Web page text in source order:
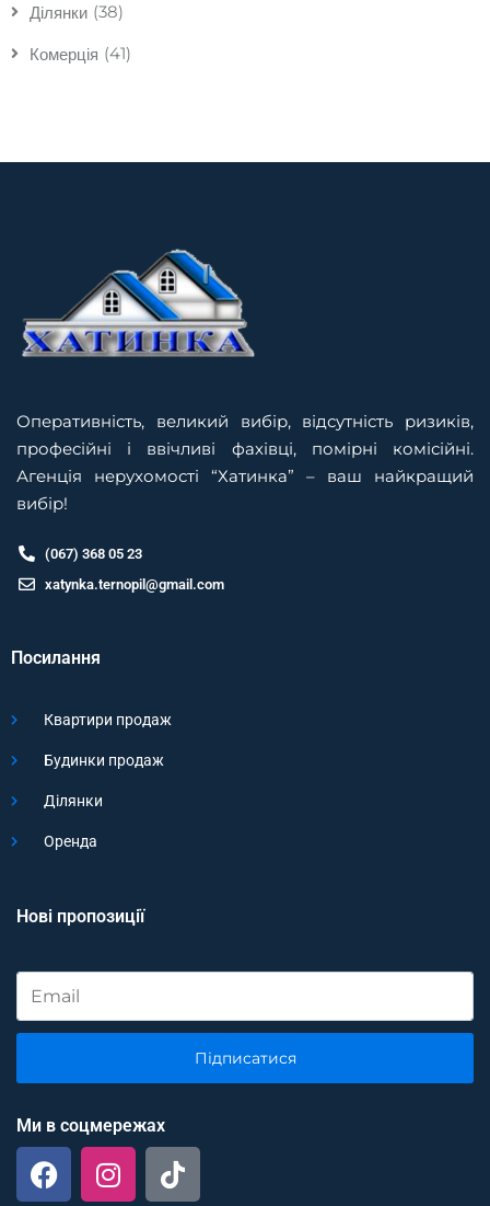
Ділянки (38)
Комерція (41)
Оперативність, великий вибір, відсутність ризиків,
професійні і ввічливі фахівці, помірні комісійні.
Агенція нерухомості “Хатинка” – ваш найкращий
вибір!
(067) 368 05 23
xatynka.ternopil@gmail.com
Посилання
Квартири продаж
Будинки продаж
Ділянки
Оренда
Нові пропозиції
Підписатися
Ми в соцмережах